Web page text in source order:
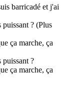
barricadé et j'ai
? (Plus
ça marche, ça
puissant ?
ça marche, ça